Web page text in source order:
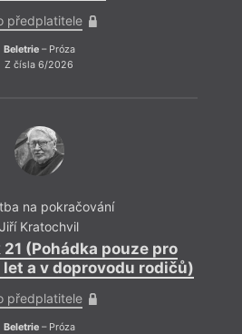
předplatitele
Beletrie– Próza
Z čísla 6/2026
na pokračování
Jiří Kratochvil
(Pohádka pouze pro
a v doprovodu rodičů)
předplatitele
Beletrie– Próza